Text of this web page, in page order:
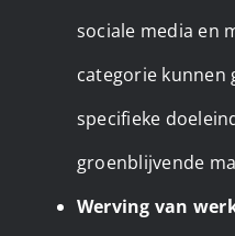
sociale media en
categorie kunnen
specifieke
groenblijvende
Werving van